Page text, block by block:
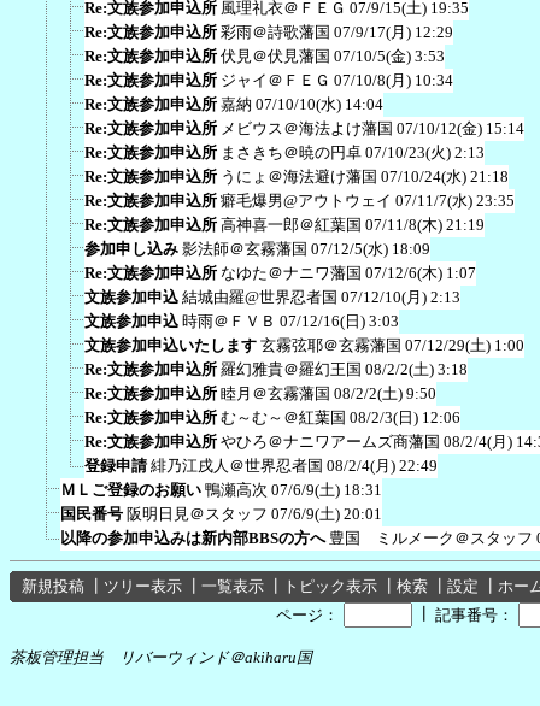
Re:文族参加申込所 風理礼衣＠ＦＥＧ 07/9/15(土) 19:35
Re:文族参加申込所 彩雨＠詩歌藩国 07/9/17(月) 12:29
Re:文族参加申込所 伏見＠伏見藩国 07/10/5(金) 3:53
Re:文族参加申込所 ジャイ＠ＦＥＧ 07/10/8(月) 10:34
Re:文族参加申込所 嘉納 07/10/10(水) 14:04
Re:文族参加申込所 メビウス＠海法よけ藩国 07/10/12(金) 15:14
Re:文族参加申込所 まさきち＠暁の円卓 07/10/23(火) 2:13
Re:文族参加申込所 うにょ＠海法避け藩国 07/10/24(水) 21:18
Re:文族参加申込所 癖毛爆男@アウトウェイ 07/11/7(水) 23:35
Re:文族参加申込所 高神喜一郎＠紅葉国 07/11/8(木) 21:19
参加申し込み 影法師＠玄霧藩国 07/12/5(水) 18:09
Re:文族参加申込所 なゆた＠ナニワ藩国 07/12/6(木) 1:07
文族参加申込 結城由羅@世界忍者国 07/12/10(月) 2:13
文族参加申込 時雨＠ＦＶＢ 07/12/16(日) 3:03
文族参加申込いたします 玄霧弦耶＠玄霧藩国 07/12/29(土) 1:00
Re:文族参加申込所 羅幻雅貴＠羅幻王国 08/2/2(土) 3:18
Re:文族参加申込所 睦月＠玄霧藩国 08/2/2(土) 9:50
Re:文族参加申込所 む～む～＠紅葉国 08/2/3(日) 12:06
Re:文族参加申込所 やひろ＠ナニワアームズ商藩国 08/2/4(月)
登録申請 緋乃江戌人＠世界忍者国 08/2/4(月) 22:49
ＭＬご登録のお願い 鴨瀬高次 07/6/9(土) 18:31
国民番号 阪明日見＠スタッフ 07/6/9(土) 20:01
以降の参加申込みは新内部BBSの方へ 豊国 ミルメーク＠スタッフ
新規投稿 ツリー表示 一覧表示 トピック表示 検索 設定
ホー
ページ：
記事番号：
茶板管理担当 リバーウィンド＠akiharu国